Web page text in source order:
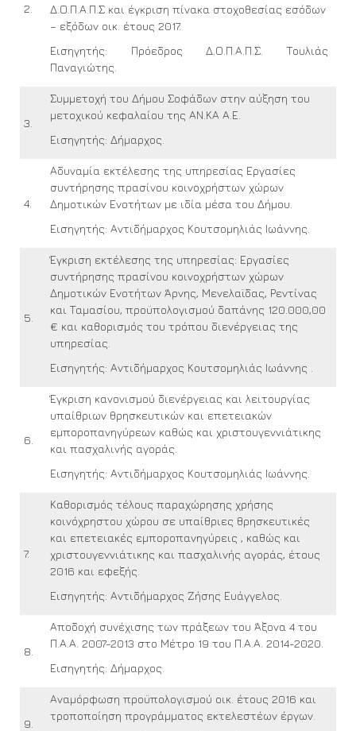
2.
Δ.Ο.Π.Α.Π.Σ και έγκριση πίνακα στοχοθεσίας εσόδων
– εξόδων οικ. έτους 2017.
Εισηγητής: Πρόεδρος Δ.Ο.Π.Α.Π.Σ. Τουλιάς
Παναγιώτης.
3.
Συμμετοχή του Δήμου Σοφάδων στην αύξηση του
μετοχικού κεφαλαίου της ΑΝ.ΚΑ Α.Ε.
Εισηγητής: Δήμαρχος.
4.
Αδυναμία εκτέλεσης της υπηρεσίας Εργασίες
συντήρησης πρασίνου κοινοχρήστων χώρων
Δημοτικών Ενοτήτων με ιδία μέσα του Δήμου.
Εισηγητής: Αντιδήμαρχος Κουτσομηλιάς Ιωάννης.
5.
Έγκριση εκτέλεσης της υπηρεσίας: Εργασίες
συντήρησης πρασίνου κοινοχρήστων χώρων
Δημοτικών Ενοτήτων Άρνης, Μενελαϊδας, Ρεντίνας
και Ταμασίου, προϋπολογισμού δαπάνης 120.000,00
€ και καθορισμός του τρόπου διενέργειας της
υπηρεσίας.
Εισηγητής: Αντιδήμαρχος Κουτσομηλιάς Ιωάννης .
6.
Έγκριση κανονισμού διενέργειας και λειτουργίας
υπαίθριων θρησκευτικών και επετειακών
εμποροπανηγύρεων καθώς και χριστουγεννιάτικης
και πασχαλινής αγοράς.
Εισηγητής: Αντιδήμαρχος Κουτσομηλιάς Ιωάννης.
7.
Καθορισμός τέλους παραχώρησης χρήσης
κοινόχρηστου χώρου σε υπαίθριες θρησκευτικές
και επετειακές εμποροπανηγύρεις , καθώς και
χριστουγεννιάτικης και πασχαλινής αγοράς, έτους
2016 και εφεξής.
Εισηγητής: Αντιδήμαρχος Ζήσης Ευάγγελος.
8.
Αποδοχή συνέχισης των πράξεων του Άξονα 4 του
Π.Α.Α. 2007-2013 στο Μέτρο 19 του Π.Α.Α. 2014-2020.
Εισηγητής: Δήμαρχος.
9.
Αναμόρφωση προϋπολογισμού οικ. έτους 2016 και
τροποποίηση προγράμματος εκτελεστέων έργων.